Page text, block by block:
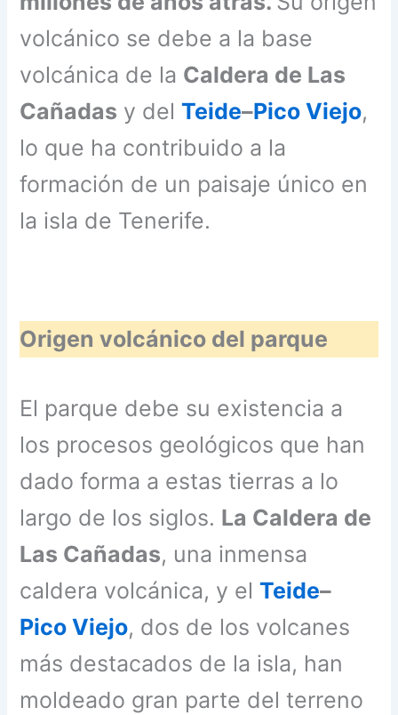
volcánico se debe a la base
volcánica de la Caldera de Las
Cañadas y delTeide–Pico Viejo,
lo que ha contribuido a la
formación de un paisaje único en
la isla de Tenerife.
Origen volcánico del parque
El parque debe su existencia a
los procesos geológicos que han
dado forma a estas tierras a lo
largo de los siglos. La Caldera de
Las Cañadas, una inmensa
caldera volcánica, y elTeide–
Pico Viejo, dos de los volcanes
más destacados de la isla, han
moldeado gran parte del terreno